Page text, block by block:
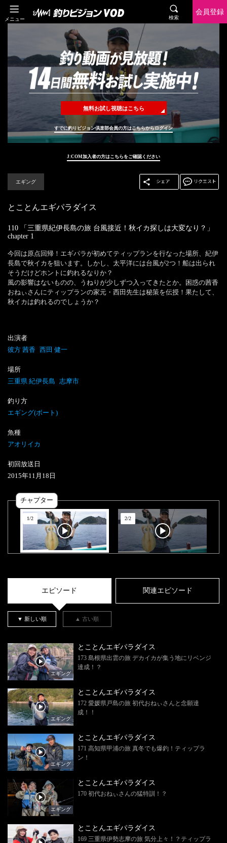
メニュー 検索
会員登録
無料お試し視聴はこちら
すでに釣りビジョン倶楽部会員の方はこちらからログイン
J:COM加入者の方はこちらをご確認ください
エギング
とことんエギパラダイス
110 「三重県紀伊長島の旅 台風接近！秋イカ探しは大変なり？」
chapter 1
今回は原点回帰！エギパラが初めてティップランを行なった場所、紀伊
長島で秋イカを狙います。しかし、太平洋には台風が2つ！船は出られ
そうだけどホントに釣れるなりか？
風の影響はないものの、うねりが少しずつ入ってきたとか。困惑の茜香
おねぃさんにティップランの家元・西田先生は秘策を伝授！果たして、
出演者
彼方 茜香 西田 健一
場所
三重県 紀伊長島 志摩市
釣り方
エギング(ボート)
魚種
アオリイカ
初回放送日
2015年11 月 18 日
チャプター
1/2 2/2
エピソード 関連エピソード
▼ 新しい順 ▲ 古い順
エギング
とことんエギパラダイス
173 島根県出雲の旅 デカイカが集う地にリベンジ
達成！？
エギング
とことんエギパラダイス
172 愛媛県戸島の旅 初代おねぃさんと念願達
成！！
エギング
とことんエギパラダイス
171 高知県甲浦の旅 真冬でも爆釣！ティップラ
ン！
エギング
とことんエギパラダイス
170 初代おねぃさんの猛特訓！？
とことんエギパラダイス
169 三重県伊勢志摩の旅 気分上々！？ティップラ